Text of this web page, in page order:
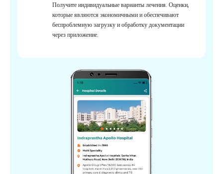
Получите индивидуальные варианты лечения. Оценки,
которые являются экономичными и обеспечивают
беспроблемную загрузку и обработку документации
через приложение.